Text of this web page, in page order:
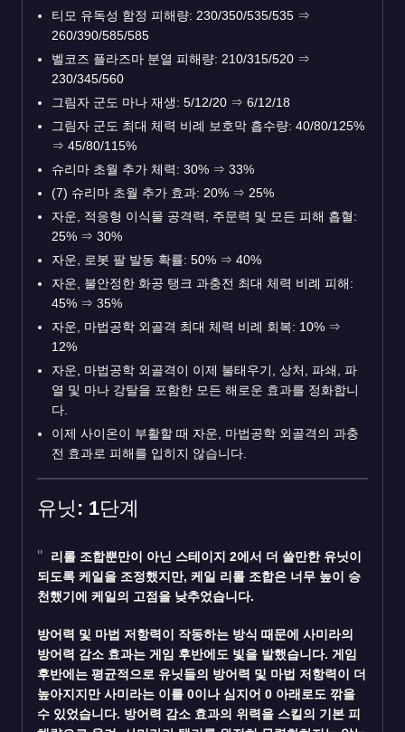
티모 유독성 함정 피해량: 230/350/535/535 ⇒
260/390/585/585
벨코즈 플라즈마 분열 피해량: 210/315/520 ⇒
230/345/560
그림자 군도 마나 재생: 5/12/20 ⇒ 6/12/18
그림자 군도 최대 체력 비례 보호막 흡수량: 40/80/125%
⇒ 45/80/115%
슈리마 초월 추가 체력: 30% ⇒ 33%
(7) 슈리마 초월 추가 효과: 20% ⇒ 25%
자운, 적응형 이식물 공격력, 주문력 및 모든 피해 흡혈:
25% ⇒ 30%
자운, 로봇 팔 발동 확률: 50% ⇒ 40%
자운, 불안정한 화공 탱크 과충전 최대 체력 비례 피해:
45% ⇒ 35%
자운, 마법공학 외골격 최대 체력 비례 회복: 10% ⇒
12%
자운, 마법공학 외골격이 이제 불태우기, 상처, 파쇄, 파
열 및 마나 강탈을 포함한 모든 해로운 효과를 정화합니
다.
이제 사이온이 부활할 때 자운, 마법공학 외골격의 과충
전 효과로 피해를 입히지 않습니다.
유닛: 1단계
리롤 조합뿐만이 아닌 스테이지 2에서 더 쓸만한 유닛이
되도록 케일 을 조정했지만, 케일 리롤 조합은 너무 높이 승
천했기에 케일의 고점을 낮추었습니다.
방어력 및 마법 저항력이 작동하는 방식 때문에 사미라의
방어력 감소 효과는 게임 후반에도 빛을 발했습니다. 게임
후반에는 평균적으로 유닛들의 방어력 및 마법 저항력이 더
높아지지만 사미라는 이를 0이나 심지어 0 아래로도 깎을
수 있었습니다. 방어력 감소 효과의 위력을 스킬의 기본 피